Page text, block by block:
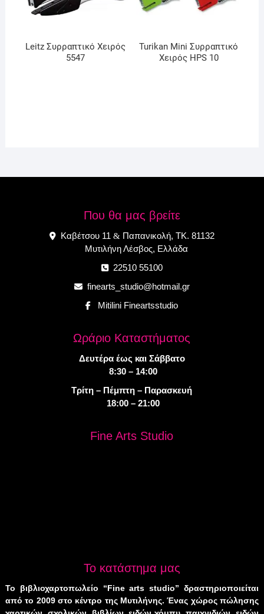
Leitz Συρραπτικό Χειρός
5547
Turikan Mini Συρραπτικό
Χειρός HPS 10
Που θα μας βρείτε
Καβέτσου 11 &Παπανικολή, ΤΚ. 81132
Μυτιλήνη Λέσβος, Ελλάδα
22510 55100
finearts_studio@hotmail.gr
Mitilini Fineartsstudio
Ωράριο Καταστήματος
Δευτέρα έως και Σάββατο
8:30 – 14:00
Τρίτη – Πέμπτη – Παρασκευή
18:00 – 21:00
Fine Arts Studio
Το κατάστημα μας
Το βιβλιοχαρτοπωλείο “Fine arts studio” δραστηριοποιείται
από το 2009 στο κέντρο της Μυτιλήνης. Ένας χώρος πώλησης